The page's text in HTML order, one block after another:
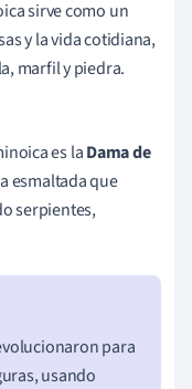
sirve como un
y la vida cotidiana,
marfil y piedra.
es laDama de
esmaltada que
serpientes,
para
usando